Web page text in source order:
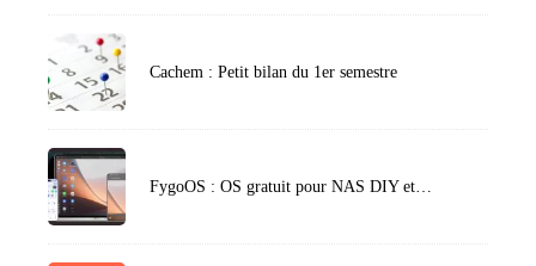
Cachem : Petit bilan du 1er semestre
FygoOS : OS gratuit pour NAS DIY et…